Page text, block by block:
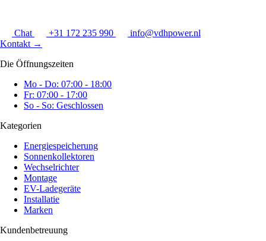
Chat +31 172 235 990
info@vdhpower.nl
Kontakt →
Die Öffnungszeiten
Mo - Do: 07:00 - 18:00
Fr: 07:00 - 17:00
So - So: Geschlossen
Kategorien
Energiespeicherung
Sonnenkollektoren
Wechselrichter
Montage
EV-Ladegeräte
Installatie
Marken
Kundenbetreuung